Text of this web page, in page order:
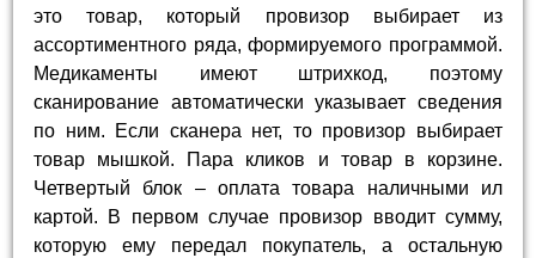
это товар, который провизор выбирает из
ассортиментного ряда, формируемого программой.
Медикаменты имеют штрихкод, поэтому
сканирование автоматически указывает сведения
по ним. Если сканера нет, то провизор выбирает
товар мышкой. Пара кликов и товар в корзине.
Четвертый блок – оплата товара наличными ил
картой. В первом случае провизор вводит сумму,
которую ему передал покупатель, а остальную